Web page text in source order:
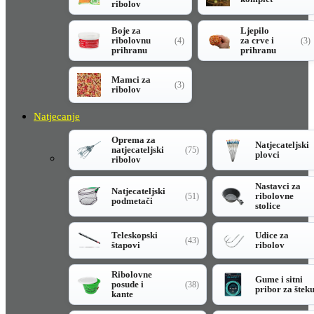
ribolov
Boje za
ribolovnu
prihranu
(4)
Ljepilo
za crve i
prihranu
(3)
Mamci za
ribolov
(3)
Natjecanje
Oprema za
natjecateljski
ribolov
(75)
Natjecateljski
plovci
Natjecateljski
podmetači
(51)
Nastavci za
ribolovne
stolice
Teleskopski
štapovi
(43)
Udice za
ribolov
Ribolovne
posude i
kante
(38)
Gume i sitni
pribor za šteku